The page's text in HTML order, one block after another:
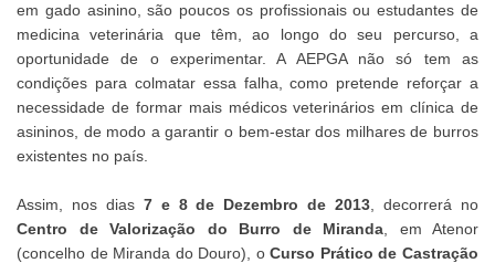
em gado asinino, são poucos os profissionais ou estudantes de
medicina veterinária que têm, ao longo do seu percurso, a
oportunidade de o experimentar. A AEPGA não só tem as
condições para colmatar essa falha, como pretende reforçar a
necessidade de formar mais médicos veterinários em clínica de
asininos, de modo a garantir o bem-estar dos milhares de burros
existentes no país.
Assim, nos dias 7 e 8 de Dezembro de 2013 , decorrerá no
Centro de Valorização do Burro de Miranda , em Atenor
(concelho de Miranda do Douro), oCurso Prático de Castração